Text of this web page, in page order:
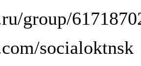
group/
socialoktnsk